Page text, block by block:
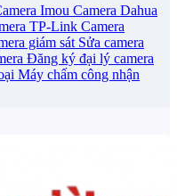
Imou Camera Dahua
TP-Link Camera
giám sát Sửa camera
Đăng ký đại lý camera
Máy chấm công nhận